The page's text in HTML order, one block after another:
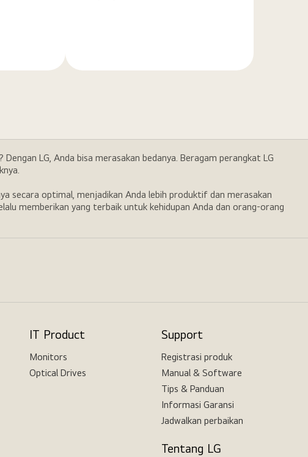
LG, Anda bisa merasakan bedanya. Beragam perangkat LG
secara optimal, menjadikan Anda lebih produktif dan merasakan
memberikan yang terbaik untuk kehidupan Anda dan orang-orang
IT Product
Monitors
Optical Drives
Support
Registrasi produk
Manual & Software
Tips & Panduan
Informasi Garansi
Jadwalkan perbaikan
Tentang LG